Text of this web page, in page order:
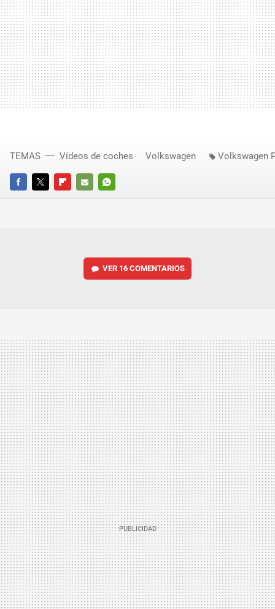
FACEBOOKTWITTERFLIPBOARD
E-
WHATSAPP
TEMAS Vídeos de coches Volkswagen Volkswagen
VER 16 COMENTARIOS